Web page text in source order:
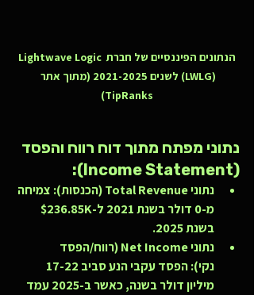
הנתונים הפיננסיים של חברת Lightwave Logic
(LWLG) לשנים 2021-2025 (מתוך אתר
TipRanks)
נתוני מפתח מתוך דוח רווח והפסד
(Income Statement):
נתוני Total Revenue (הכנסות):
צמיחה
בשנת 2025.
נתוני Net Income (רווח/הפסד
נקי):
מיליון דולר בשנה, כאשר ב-2025 עמד